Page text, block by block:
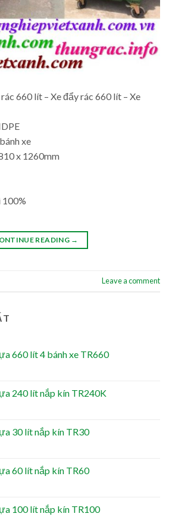
660 lít – Xe đẩy rác 660 lít – Xe
xe
x 1260mm
READING →
Leave a comment
660 lít 4 bánh xe TR660
240 lít nắp kín TR240K
30 lít nắp kín TR30
60 lít nắp kín TR60
100 lít nắp kín TR100